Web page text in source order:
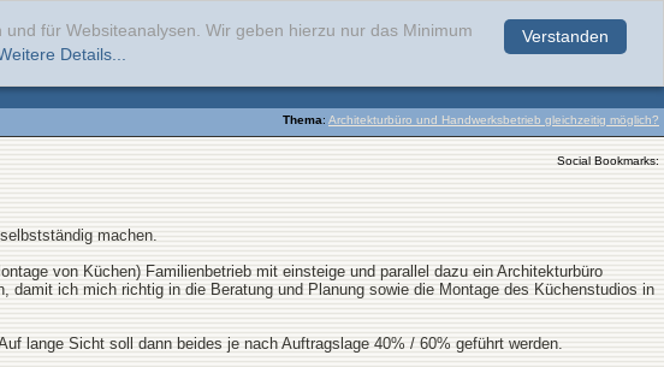
Verstanden
für Websiteanalysen. Wir geben hierzu nur das Minimum
Details...
Thema: Architekturbüro und Handwerksbetrieb gleichzeitig möglich?
Social Bookmarks:
machen.
von Küchen) Familienbetrieb mit einsteige und parallel dazu ein Architekturbüro
ich mich richtig in die Beratung und Planung sowie die Montage des Küchenstudios in
lange Sicht soll dann beides je nach Auftragslage 40% / 60% geführt werden.